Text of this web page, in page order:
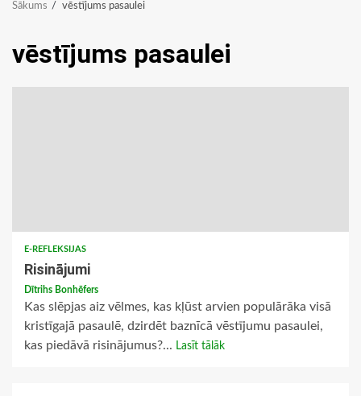
Sākums vēstījums pasaulei
vēstījums pasaulei
E-REFLEKSIJAS
Risinājumi
Dītrihs Bonhēfers
Kas slēpjas aiz vēlmes, kas kļūst arvien populārāka visā
kristīgajā pasaulē, dzirdēt baznīcā vēstījumu pasaulei,
kas piedāvā risinājumus?... Lasīt tālāk